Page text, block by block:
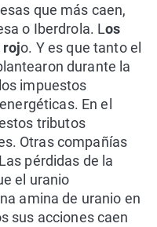
que más caen,
o Iberdrola. Los
rojo. Y es que tanto el
durante la
impuestos
En el
tributos
Otras compañías
pérdidas de la
el uranio
amina de uranio en
sus acciones caen